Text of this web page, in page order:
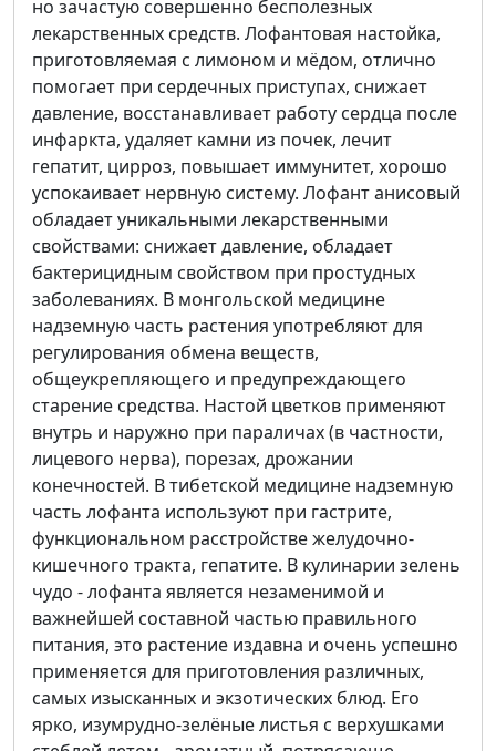
но зачастую совершенно бесполезных
лекарственных средств. Лофантовая настойка,
приготовляемая с лимоном и мёдом, отлично
помогает при сердечных приступах, снижает
давление, восстанавливает работу сердца после
инфаркта, удаляет камни из почек, лечит
гепатит, цирроз, повышает иммунитет, хорошо
успокаивает нервную систему. Лофант анисовый
обладает уникальными лекарственными
свойствами: снижает давление, обладает
бактерицидным свойством при простудных
заболеваниях. В монгольской медицине
надземную часть растения употребляют для
регулирования обмена веществ,
общеукрепляющего и предупреждающего
старение средства. Настой цветков применяют
внутрь и наружно при параличах (в частности,
лицевого нерва), порезах, дрожании
конечностей. В тибетской медицине надземную
часть лофанта используют при гастрите,
функциональном расстройстве желудочно-
кишечного тракта, гепатите. В кулинарии зелень
чудо - лофанта является незаменимой и
важнейшей составной частью правильного
питания, это растение издавна и очень успешно
применяется для приготовления различных,
самых изысканных и экзотических блюд. Его
ярко, изумрудно-зелёные листья с верхушками